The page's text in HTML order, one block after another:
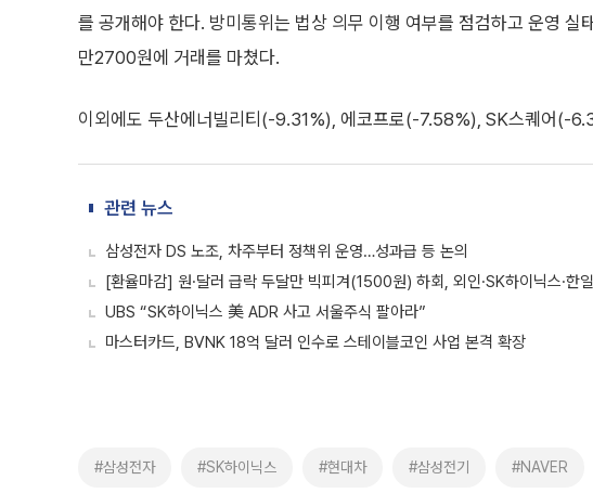
를 공개해야 한다. 방미통위는 법상 의무 이행 여부를 점검하고 운영
만2700원에 거래를 마쳤다.
이외에도 두산에너빌리티(-9.31%), 에코프로(-7.58%), SK스퀘어(-
관련 뉴스
삼성전자 DS 노조, 차주부터 정책위 운영…성과급 등 논의
[환율마감] 원·달러 급락 두달만 빅피겨(1500원) 하회, 외인·SK하이닉스·한
UBS “SK하이닉스 美 ADR 사고 서울주식 팔아라”
마스터카드, BVNK 18억 달러 인수로 스테이블코인 사업 본격 확장
#삼성전자 #SK하이닉스 #현대차 #삼성전기 #NAVER